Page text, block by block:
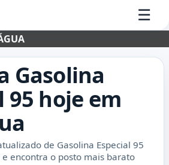
☰
Gasolina
95 hoje em
de Gasolina Especial 95
encontra o posto mais barato